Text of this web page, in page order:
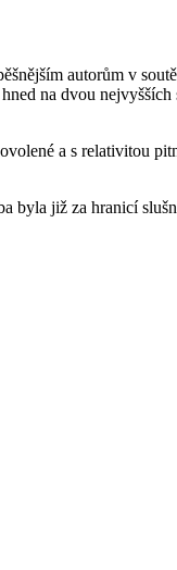
autorům v
na dvou
a s relativitou
byla již za hranicí